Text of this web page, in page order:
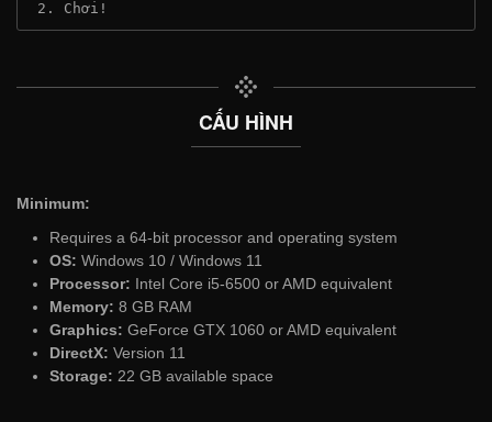
2. Chơi!
CẤU HÌNH
Minimum:
Requires a 64-bit processor and operating system
OS: Windows 10 / Windows 11
Processor: Intel Core i5-6500 or AMD equivalent
Memory: 8 GB RAM
Graphics: GeForce GTX 1060 or AMD equivalent
DirectX: Version 11
Storage: 22 GB available space